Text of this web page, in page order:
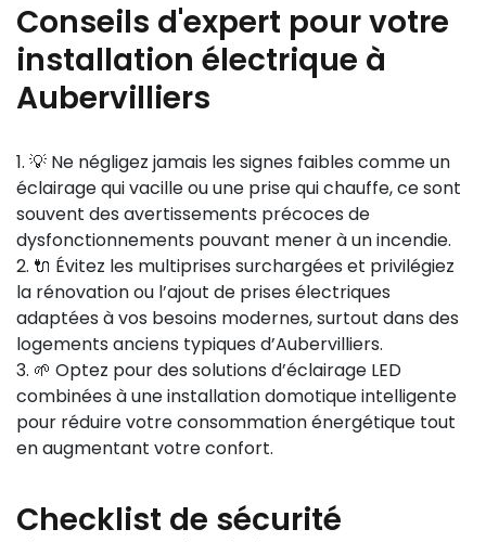
Conseils d'expert pour votre
installation électrique à
Aubervilliers
💡 Ne négligez jamais les signes faibles comme un
éclairage qui vacille ou une prise qui chauffe, ce sont
souvent des avertissements précoces de
dysfonctionnements pouvant mener à un incendie.
🔌 Évitez les multiprises surchargées et privilégiez
la rénovation ou l’ajout de prises électriques
adaptées à vos besoins modernes, surtout dans des
logements anciens typiques d’Aubervilliers.
🌱 Optez pour des solutions d’éclairage LED
combinées à une installation domotique intelligente
pour réduire votre consommation énergétique tout
en augmentant votre confort.
Checklist de sécurité